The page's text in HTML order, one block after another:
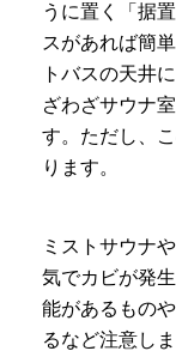
うに置く「据
スがあれば簡
トバスの天井
ざわざサウナ
す。ただし、
ります。
ミストサウナ
気でカビが発
能があるもの
るなど注意し